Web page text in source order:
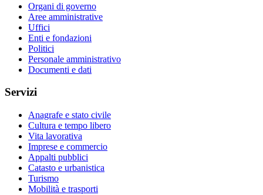
Organi di governo
Aree amministrative
Uffici
Enti e fondazioni
Politici
Personale amministrativo
Documenti e dati
Servizi
Anagrafe e stato civile
Cultura e tempo libero
Vita lavorativa
Imprese e commercio
Appalti pubblici
Catasto e urbanistica
Turismo
Mobilità e trasporti